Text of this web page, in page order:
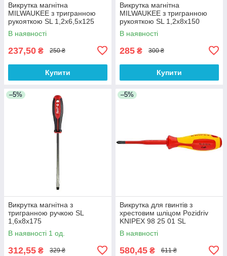
Викрутка магнітна
MILWAUKEE з тригранною
рукояткою SL 1,2x6,5x125
В наявності
237,50 ₴ 250 ₴
Купити
Викрутка магнітна
MILWAUKEE з тригранною
рукояткою SL 1,2x8x150
В наявності
285 ₴ 300 ₴
Купити
–5%
Викрутка магнітна з
тригранною ручкою SL
1,6x8x175
В наявності 1 од.
312,55 ₴ 329 ₴
–5%
Викрутка для гвинтів з
хрестовим шліцом Pozidriv
KNIPEX 98 25 01 SL
В наявності
580,45 ₴ 611 ₴